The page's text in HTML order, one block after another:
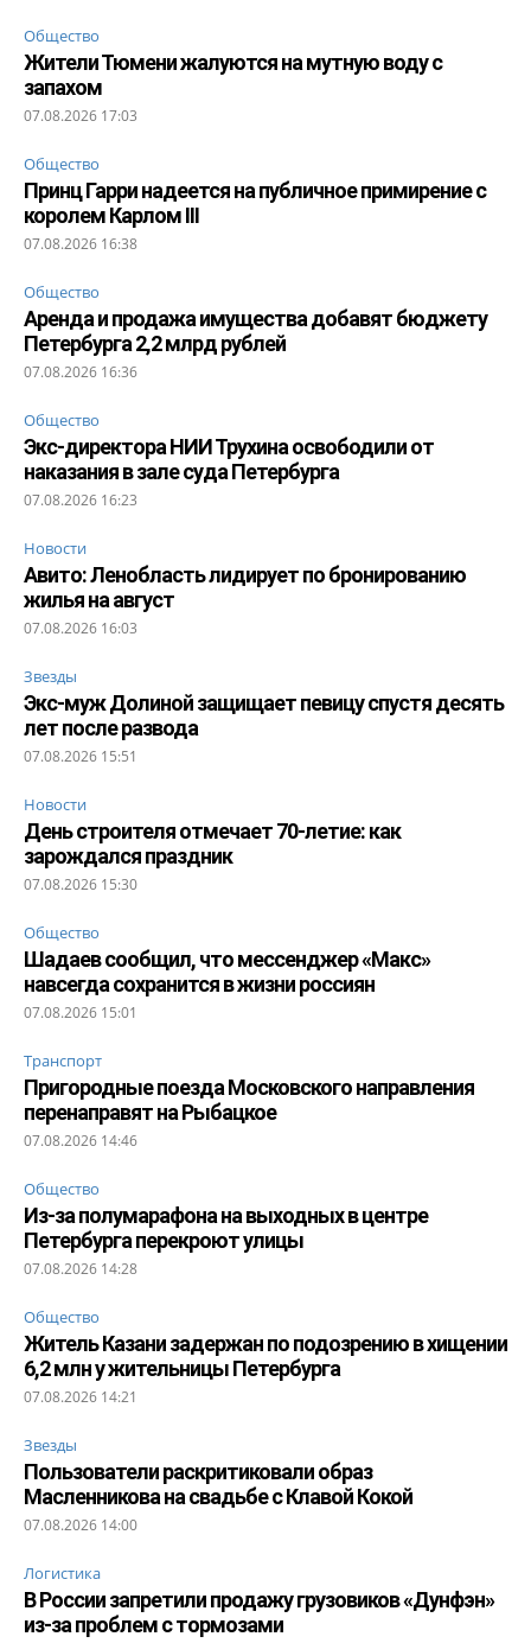
Общество
Жители Тюмени жалуются на мутную воду с
запахом
07.08.2026 17:03
Общество
Принц Гарри надеется на публичное примирение с
королем Карлом III
07.08.2026 16:38
Общество
Аренда и продажа имущества добавят бюджету
Петербурга 2,2 млрд рублей
07.08.2026 16:36
Общество
Экс-директора НИИ Трухина освободили от
наказания в зале суда Петербурга
07.08.2026 16:23
Новости
Авито: Ленобласть лидирует по бронированию
жилья на август
07.08.2026 16:03
Звезды
Экс-муж Долиной защищает певицу спустя десять
лет после развода
07.08.2026 15:51
Новости
День строителя отмечает 70-летие: как
зарождался праздник
07.08.2026 15:30
Общество
Шадаев сообщил, что мессенджер «Макс»
навсегда сохранится в жизни россиян
07.08.2026 15:01
Транспорт
Пригородные поезда Московского направления
перенаправят на Рыбацкое
07.08.2026 14:46
Общество
Из-за полумарафона на выходных в центре
Петербурга перекроют улицы
07.08.2026 14:28
Общество
Житель Казани задержан по подозрению в хищении
6,2 млн у жительницы Петербурга
07.08.2026 14:21
Звезды
Пользователи раскритиковали образ
Масленникова на свадьбе с Клавой Кокой
07.08.2026 14:00
Логистика
В России запретили продажу грузовиков «Дунфэн»
из-за проблем с тормозами